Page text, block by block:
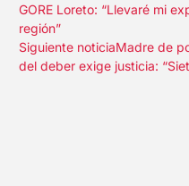
GORE Loreto: “Llevaré mi
región”
Siguiente noticiaMadre de
del deber exige justicia: